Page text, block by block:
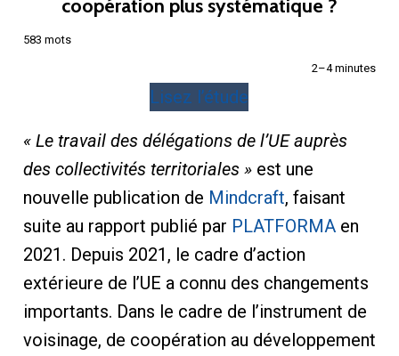
coopération plus systématique ?
583 mots
2–4 minutes
Lisez l’étude
« Le travail des délégations de l’UE auprès
des collectivités territoriales » est une
nouvelle publication de Mindcraft, faisant
suite au rapport publié par PLATFORMAen
2021. Depuis 2021, le cadre d’action
extérieure de l’UE a connu des changements
importants. Dans le cadre de l’instrument de
voisinage, de coopération au développement